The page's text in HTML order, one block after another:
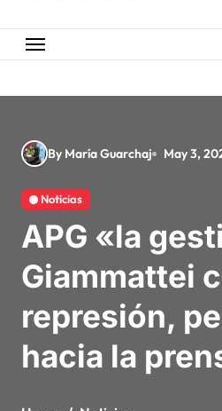
By María Guarchaj May 3,
Noticias
APG «la
Giammattei
represión,
hacia la